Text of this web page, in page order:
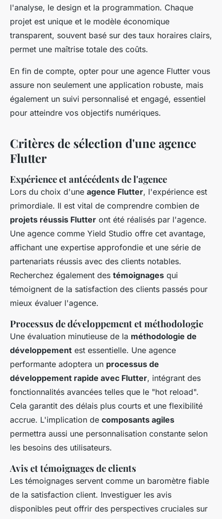
l'analyse, le design et la programmation. Chaque
projet est unique et le modèle économique
transparent, souvent basé sur des taux horaires clairs,
permet une maîtrise totale des coûts.
En fin de compte, opter pour une agence Flutter vous
assure non seulement une application robuste, mais
également un suivi personnalisé et engagé, essentiel
pour atteindre vos objectifs numériques.
Critères de sélection d'une agence
Flutter
Expérience et antécédents de l'agence
Lors du choix d'une agence Flutter, l'expérience est
primordiale. Il est vital de comprendre combien de
projets réussis Flutter ont été réalisés par l'agence.
Une agence comme Yield Studio offre cet avantage,
affichant une expertise approfondie et une série de
partenariats réussis avec des clients notables.
Recherchez également des témoignages qui
témoignent de la satisfaction des clients passés pour
mieux évaluer l'agence.
Processus de développement et méthodologie
Une évaluation minutieuse de la méthodologie de
développement est essentielle. Une agence
performante adoptera un processus de
développement rapide avec Flutter, intégrant des
fonctionnalités avancées telles que le "hot reload".
Cela garantit des délais plus courts et une flexibilité
accrue. L'implication de composants agiles
permettra aussi une personnalisation constante selon
les besoins des utilisateurs.
Avis et témoignages de clients
Les témoignages servent comme un baromètre fiable
de la satisfaction client. Investiguer les avis
disponibles peut offrir des perspectives cruciales sur